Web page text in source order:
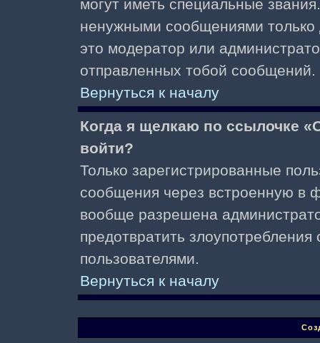
могут иметь специальные
ненужными сообщениями только
это модератор или
отправленных тобой сообщений.
Вернуться к началу
Когда я щелкаю по ссылочке
войти?
Только зарегистрированные
сообщения через встроенную в
вообще разрешена
предотвратить
пользователями.
Вернуться к началу